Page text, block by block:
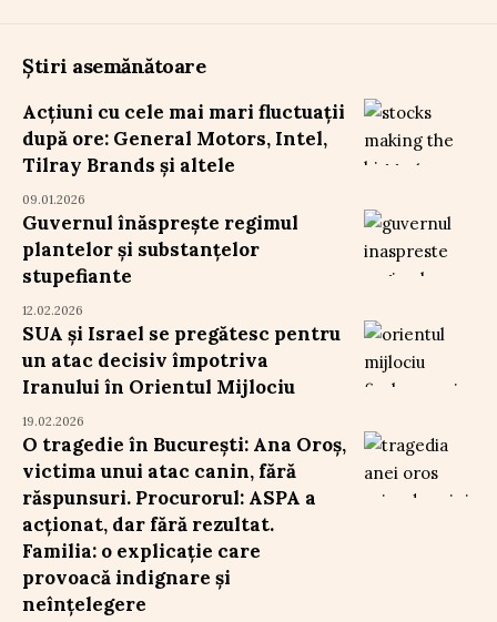
Știri asemănătoare
Acțiuni cu cele mai mari fluctuații
după ore: General Motors, Intel,
Tilray Brands și altele
09.01.2026
Guvernul înăsprește regimul
plantelor și substanțelor
stupefiante
12.02.2026
SUA și Israel se pregătesc pentru
un atac decisiv împotriva
Iranului în Orientul Mijlociu
19.02.2026
O tragedie în București: Ana Oroș,
victima unui atac canin, fără
răspunsuri. Procurorul: ASPA a
acționat, dar fără rezultat.
Familia: o explicație care
provoacă indignare și
neînțelegere